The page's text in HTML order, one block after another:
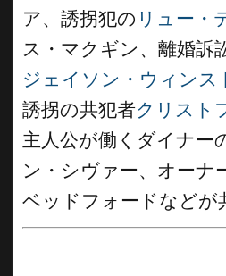
ア、誘拐犯の リュー・
ス・マクギン、離婚訴
ジェイソン・ウィンス
誘拐の共犯者クリスト
主人公が働くダイナー
ン・シヴァー、オーナ
ベッドフォードなどが